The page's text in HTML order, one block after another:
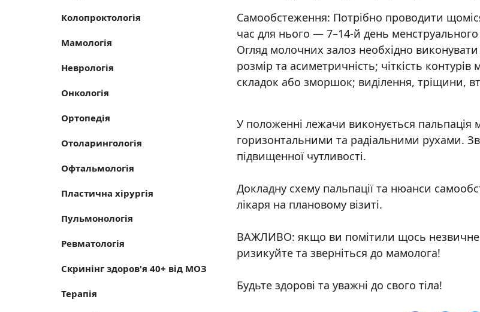
Колопроктологія
Мамологія
Неврологія
Онкологія
Ортопедія
Отоларингологія
Офтальмологія
Пластична хірургія
Пульмонологія
Ревматологія
Скринінг здоров'я 40+ від МОЗ
Терапія
Самообстеження: Потрібно проводити
час для нього — 7–14-й день
Огляд молочних залоз необхідно
розмір та асиметричність; чіткість
складок або зморшок; виділення, тріщини,
У положенні лежачи виконується
горизонтальними та радіальними рухами.
підвищенної чутливості.
Докладну схему пальпації та нюанси
лікаря на плановому візиті.
ВАЖЛИВО: якщо ви помітили щось незвичне
ризикуйте та зверніться до мамолога!
Будьте здорові та уважні до свого тіла!